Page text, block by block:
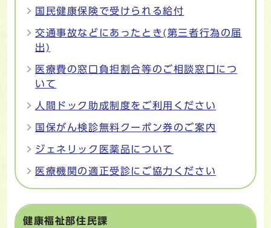
国民健康保険で受けられる給付
交通事故などにあったとき(第三者行為の届
出)
医療費の窓口負担割合等のご相談窓口につ
いて
人間ドック助成制度をご利用ください
国保がん検診無料クーポン券のご案内
ジェネリック医薬品について
医療機関の適正受診にご協力ください
健康福祉部住民課